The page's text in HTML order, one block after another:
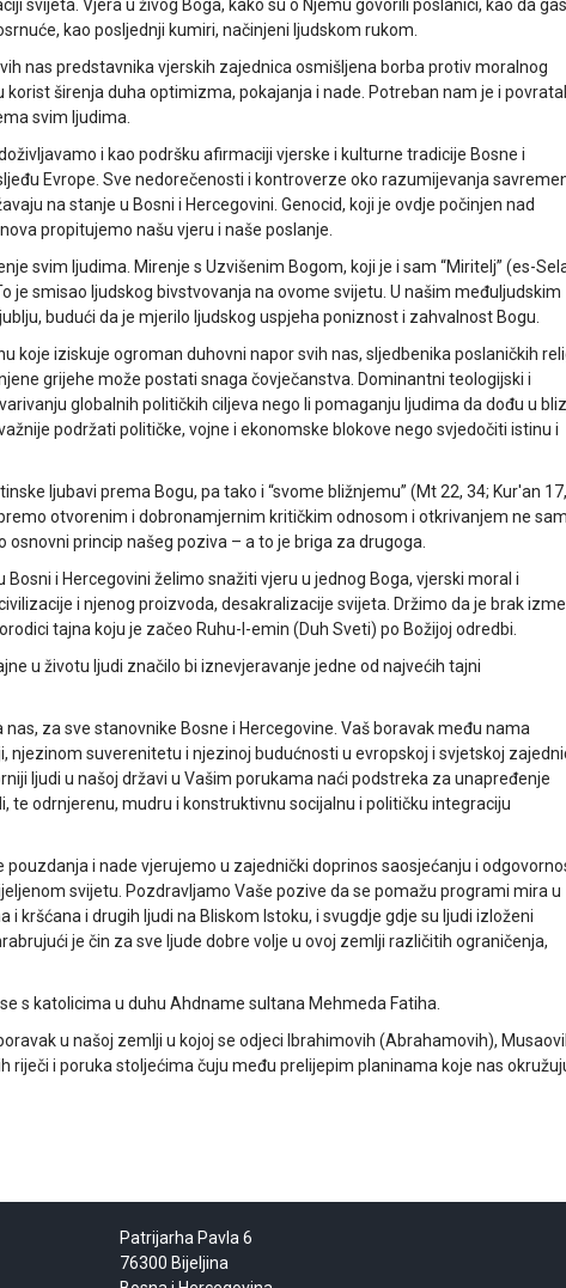
svijeta. Vjera u živog Boga, kako su o Njemu govorili poslanici, kao da
kao posljednji kumiri, načinjeni ljudskom rukom.
nas predstavnika vjerskih zajednica osmišljena borba protiv moralnog
širenja duha optimizma, pokajanja i nade. Potreban nam je i
svim ljudima.
i kao podršku afirmaciji vjerske i kulturne tradicije Bosne i
Evrope. Sve nedorečenosti i kontroverze oko razumijevanja
na stanje u Bosni i Hercegovini. Genocid, koji je ovdje počinjen nad
propitujemo našu vjeru i naše poslanje.
svim ljudima. Mirenje s Uzvišenim Bogom, koji je i sam “Miritelj” (es-
je smisao ljudskog bivstvovanja na ovome svijetu. U našim međuljudskim
budući da je mjerilo ljudskog uspjeha poniznost i zahvalnost Bogu.
koje iziskuje ogroman duhovni napor svih nas, sljedbenika poslaničkih
grijehe može postati snaga čovječanstva. Dominantni teologijski i
globalnih političkih ciljeva nego li pomaganju ljudima da dođu u
podržati političke, vojne i ekonomske blokove nego svjedočiti istinu i
ljubavi prema Bogu, pa tako i “svome bližnjemu” (Mt 22, 34; Kur'an 17,
otvorenim i dobronamjernim kritičkim odnosom i otkrivanjem ne
princip našeg poziva – a to je briga za drugoga.
i Hercegovini želimo snažiti vjeru u jednog Boga, vjerski moral i
i njenog proizvoda, desakralizacije svijeta. Držimo da je brak
tajna koju je začeo Ruhu-l-emin (Duh Sveti) po Božijoj odredbi.
u životu ljudi značilo bi iznevjeravanje jedne od najvećih tajni
za sve stanovnike Bosne i Hercegovine. Vaš boravak među nama
njezinom suverenitetu i njezinoj budućnosti u evropskoj i svjetskoj
ljudi u našoj državi u Vašim porukama naći podstreka za unapređenje
te odrnjerenu, mudru i konstruktivnu socijalnu i političku integraciju
pouzdanja i nade vjerujemo u zajednički doprinos saosjećanju i
svijetu. Pozdravljamo Vaše pozive da se pomažu programi mira u
kršćana i drugih ljudi na Bliskom Istoku, i svugdje gdje su ljudi izloženi
je čin za sve ljude dobre volje u ovoj zemlji različitih ograničenja,
s katolicima u duhu Ahdname sultana Mehmeda Fatiha.
u našoj zemlji u kojoj se odjeci Ibrahimovih (Abrahamovih),
riječi i poruka stoljećima čuju među prelijepim planinama koje nas
Patrijarha Pavla 6
76300 Bijeljina